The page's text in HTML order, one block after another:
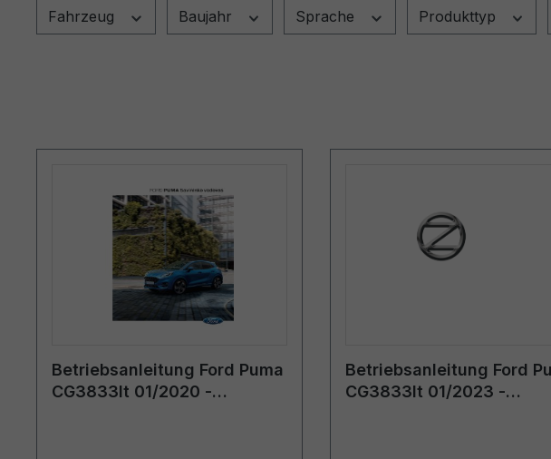
Fahrzeug Baujahr Sprache Produkttyp
Betriebsanleitung Ford Puma
CG3833lt 01/2020 -
Betriebsanleitung Ford
CG3833lt 01/2023 -